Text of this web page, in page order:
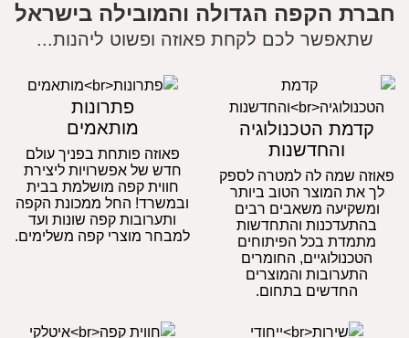
חברת הקפה הגדולה והמובילה בישראל
שתאפשר לכם לקחת פאוזה ופשוט ליהנות...
קדמת הטכנולוגיה
והחדשנות
פאוזה שמה לה למטרה לספק
לך את המוצר הטוב ביותר
ומשקיעה משאבים רבים
בהתעדכנות והתחדשות
מתמדת בכל הפיתוחים
הטכנולוגיים, החומרים
התערובות והמוצרים
החדשים בתחום.
פתרונות
מותאמים
פאוזה פותחת בפניך עולם
חדש של אפשרויות ליצירת
חווית קפה מושלמת בבית
ובמשרד! החל ממכונת הקפה
ותערובות קפה שונות ועד
למבחר מוצרי קפה משלימים.